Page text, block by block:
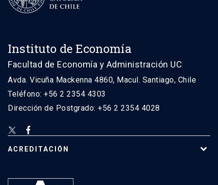
Instituto de Economía
Facultad de Economía y Administración UC
Avda. Vicuña Mackenna 4860, Macul. Santiago, Chile
Teléfono: +56 2 2354 4303
Dirección de Postgrado: +56 2 2354 4028
ACREDITACIÓN